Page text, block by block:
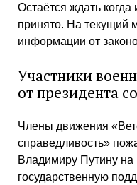
Остаётся ждать
принято. На текущий
информации от
Участники
от президента
Члены движения
справедливость»
Владимиру Путину на
государственную